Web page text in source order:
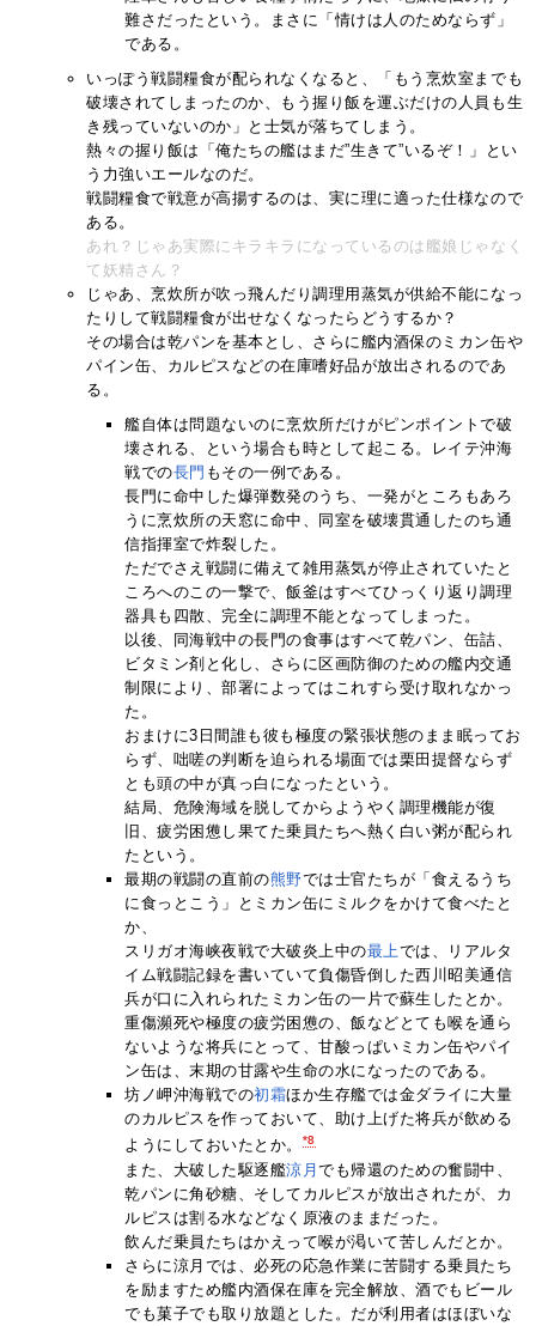
難さだったという。まさに「情けは人のためならず」
である。
いっぽう戦闘糧食が配られなくなると、「もう烹炊室までも
破壊されてしまったのか、もう握り飯を運ぶだけの人員も生
き残っていないのか」と士気が落ちてしまう。
熱々の握り飯は「俺たちの艦はまだ”生きて”いるぞ！」とい
う力強いエールなのだ。
戦闘糧食で戦意が高揚するのは、実に理に適った仕様なので
ある。
あれ？じゃあ実際にキラキラになっているのは艦娘じゃなく
て妖精さん？
じゃあ、烹炊所が吹っ飛んだり調理用蒸気が供給不能になっ
たりして戦闘糧食が出せなくなったらどうするか？
その場合は乾パンを基本とし、さらに艦内酒保のミカン缶や
パイン缶、カルピスなどの在庫嗜好品が放出されるのであ
る。
艦自体は問題ないのに烹炊所だけがピンポイントで破
壊される、という場合も時として起こる。レイテ沖海
戦での長門 もその一例である。
長門に命中した爆弾数発のうち、一発がところもあろ
うに烹炊所の天窓に命中、同室を破壊貫通したのち通
信指揮室で炸裂した。
ただでさえ戦闘に備えて雑用蒸気が停止されていたと
ころへのこの一撃で、飯釜はすべてひっくり返り調理
器具も四散、完全に調理不能となってしまった。
以後、同海戦中の長門の食事はすべて乾パン、缶詰、
ビタミン剤と化し、さらに区画防御のための艦内交通
制限により、部署によってはこれすら受け取れなかっ
た。
おまけに3日間誰も彼も極度の緊張状態のまま眠ってお
らず、咄嗟の判断を迫られる場面では栗田提督ならず
とも頭の中が真っ白になったという。
結局、危険海域を脱してからようやく調理機能が復
旧、疲労困憊し果てた乗員たちへ熱く白い粥が配られ
たという。
最期の戦闘の直前の熊野では士官たちが「食えるうち
に食っとこう」とミカン缶にミルクをかけて食べたと
か、
スリガオ海峡夜戦で大破炎上中の最上では、リアルタ
イム戦闘記録を書いていて負傷昏倒した西川昭美通信
兵が口に入れられたミカン缶の一片で蘇生したとか。
重傷瀕死や極度の疲労困憊の、飯などとても喉を通ら
ないような将兵にとって、甘酸っぱいミカン缶やパイ
ン缶は、末期の甘露や生命の水になったのである。
坊ノ岬沖海戦での初霜ほか生存艦では金ダライに大量
のカルピスを作っておいて、助け上げた将兵が飲める
ようにしておいたとか。
*8
また、大破した駆逐艦涼月でも帰還のための奮闘中、
乾パンに角砂糖、そしてカルピスが放出されたが、カ
ルピスは割る水などなく原液のままだった。
飲んだ乗員たちはかえって喉が渇いて苦しんだとか。
さらに涼月では、必死の応急作業に苦闘する乗員たち
を励ますため艦内酒保在庫を完全解放、酒でもビール
でも菓子でも取り放題とした。だが利用者はほぼいな